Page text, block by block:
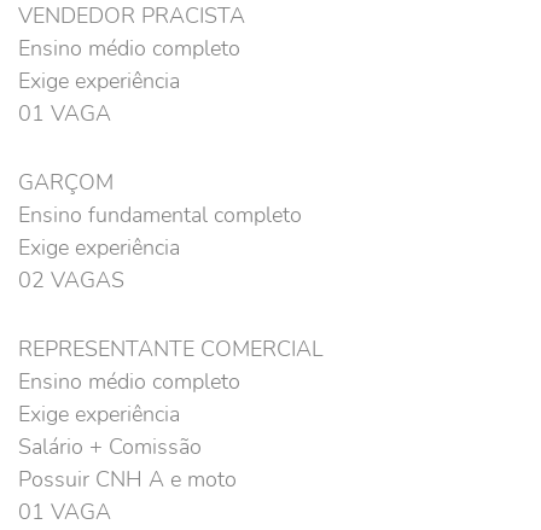
VENDEDOR PRACISTA
Ensino médio completo
Exige experiência
01 VAGA
GARÇOM
Ensino fundamental completo
Exige experiência
02 VAGAS
REPRESENTANTE COMERCIAL
Ensino médio completo
Exige experiência
Salário + Comissão
Possuir CNH A e moto
01 VAGA